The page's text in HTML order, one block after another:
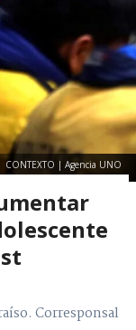
CONTEXTO | Agencia UNO
Corresponsal